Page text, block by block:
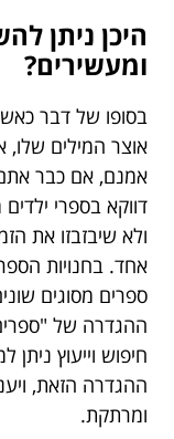
היכן ניתן
ומעשירים?
בסופו של דבר
אוצר המילים שלו,
אמנם, אם כבר אתם
דווקא בספרי
ולא שיבזבזו את
אחד. בחנויות
ספרים מסוגים
ההגדרה של
חיפוש וייעוץ
ההגדרה הזאת,
ומרתקת.